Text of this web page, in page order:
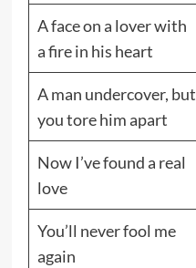
A face on a lover with
a fire in his heart
A man undercover, but
you tore him apart
Now I’ve found a real
love
You’ll never fool me
again